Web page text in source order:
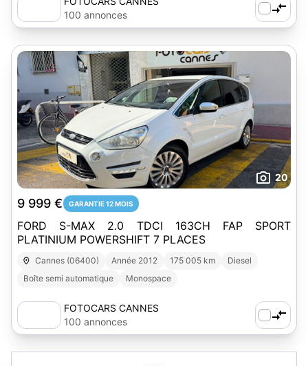
100 annonces
20
9 999 € GARANTIE 12 MOIS
FORD S-MAX 2.0 TDCI 163CH FAP SPORT
PLATINIUM POWERSHIFT 7 PLACES
Cannes (06400) Année 2012 175 005 km
Diesel
Boîte semi automatique
Monospace
FOTOCARS CANNES
100 annonces